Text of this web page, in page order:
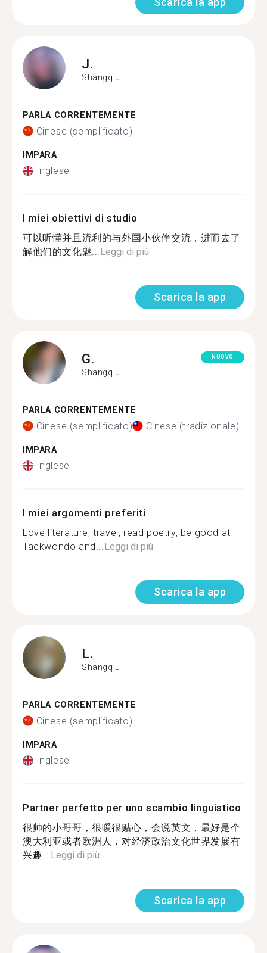
J.
Shangqiu
PARLA CORRENTEMENTE
Cinese (semplificato)
IMPARA
Inglese
I miei obiettivi di studio
可以听懂并且流利的与外国小伙伴交流，进而去了
解他们的文化魅...Leggi di più
Scarica la app
G.
Shangqiu
NUOVO
PARLA CORRENTEMENTE
Cinese (semplificato) Cinese (tradizionale)
IMPARA
Inglese
I miei argomenti preferiti
Love literature, travel, read poetry, be good at
Taekwondo and...Leggi di più
Scarica la app
L.
Shangqiu
PARLA CORRENTEMENTE
Cinese (semplificato)
IMPARA
Inglese
Partner perfetto per uno scambio linguistico
很帅的小哥哥，很暖很贴心，会说英文，最好是个
澳大利亚或者欧洲人，对经济政治文化世界发展有
兴趣...Leggi di più
Scarica la app